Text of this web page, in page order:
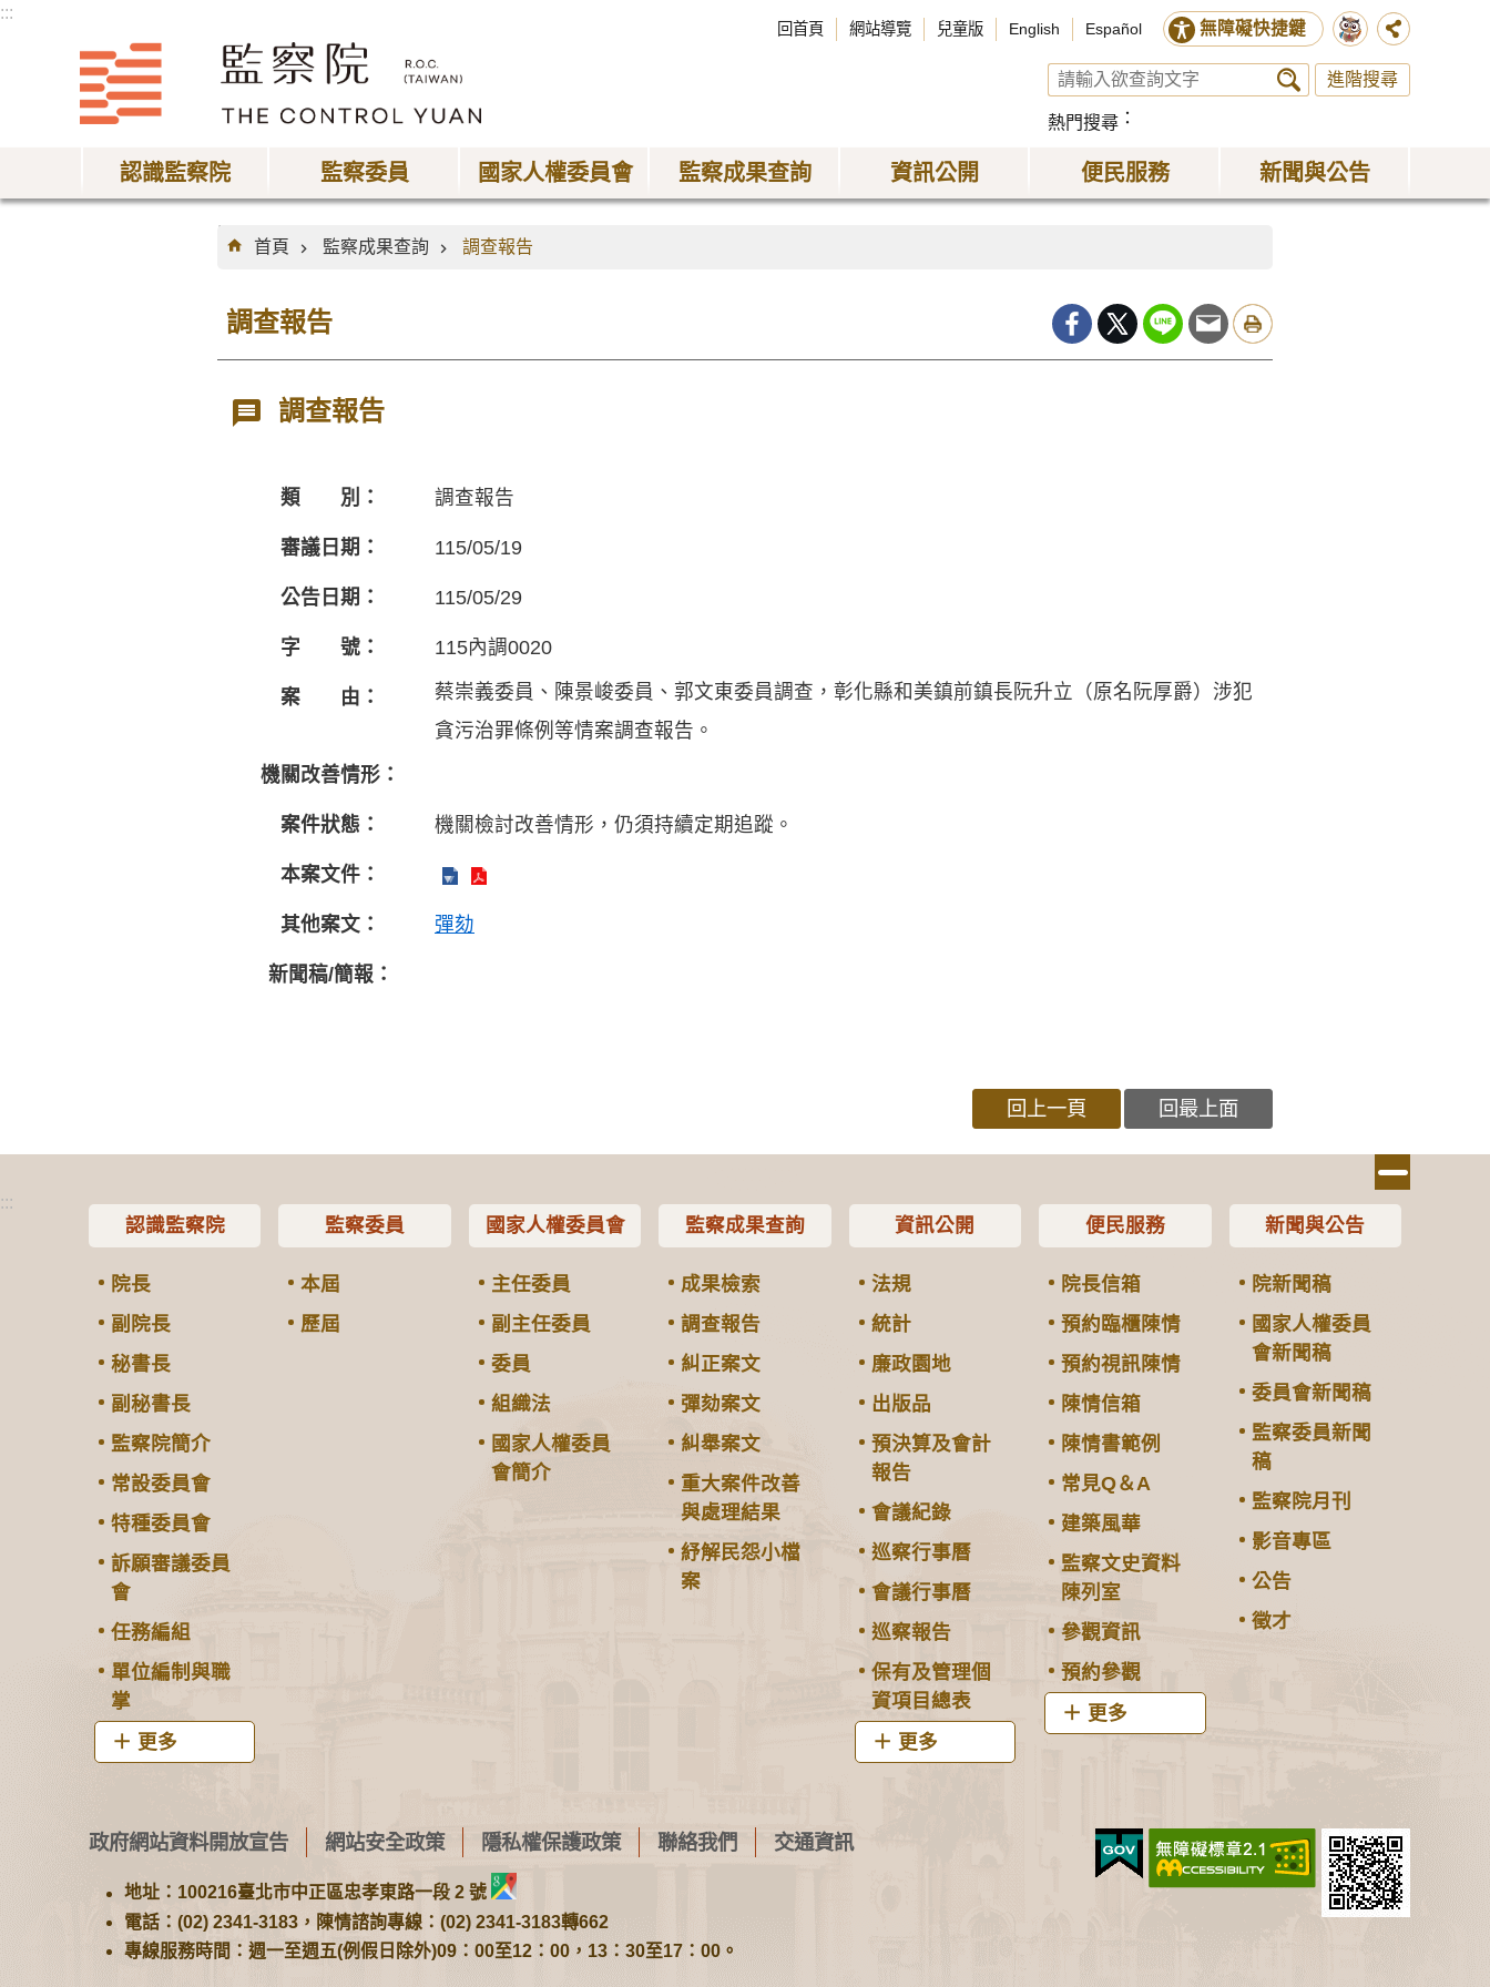
:::
回首頁 網站導覽 兒童版 English Español 無障礙快捷鍵
進階搜尋
熱門搜尋
認識監察院 監察委員 國家人權委員會 監察成果查詢 資訊公開 便民服務 新聞與公告
:::
首頁
監察成果查詢 調查報告
調查報告
調查報告
類 別： 調查報告
審議日期： 115/05/19
公告日期： 115/05/29
字 號： 115內調0020
案 由：
蔡崇義委員、陳景峻委員、郭文東委員調查，彰化縣和美鎮前鎮長阮升立（原名阮厚爵）涉犯
貪污治罪條例等情案調查報告。
機關改善情形：
案件狀態： 機關檢討改善情形，仍須持續定期追蹤。
本案文件：
其他案文： 彈劾
新聞稿/簡報：
回上一頁 回最上面
:::
認識監察院
院長
副院長
秘書長
副秘書長
監察院簡介
常設委員會
特種委員會
訴願審議委員
會
任務編組
單位編制與職
掌
更多
監察委員
本屆
歷屆
國家人權委員會
主任委員
副主任委員
委員
組織法
國家人權委員
會簡介
監察成果查詢
成果檢索
調查報告
糾正案文
彈劾案文
糾舉案文
重大案件改善
與處理結果
紓解民怨小檔
案
資訊公開
法規
統計
廉政園地
出版品
預決算及會計
報告
會議紀錄
巡察行事曆
會議行事曆
巡察報告
保有及管理個
資項目總表
更多
便民服務
院長信箱
預約臨櫃陳情
預約視訊陳情
陳情信箱
陳情書範例
常見Q＆A
建築風華
監察文史資料
陳列室
參觀資訊
預約參觀
更多
新聞與公告
院新聞稿
國家人權委員
會新聞稿
委員會新聞稿
監察委員新聞
稿
監察院月刊
影音專區
公告
徵才
政府網站資料開放宣告 網站安全政策 隱私權保護政策 聯絡我們 交通資訊
地址：100216臺北市中正區忠孝東路一段 2 號
電話：(02) 2341-3183，陳情諮詢專線：(02) 2341-3183轉662
專線服務時間：週一至週五(例假日除外)09：00至12：00，13：30至17：00。